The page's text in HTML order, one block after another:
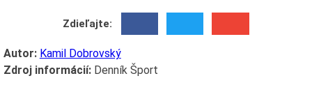
Zdieľajte:
Autor: Kamil Dobrovský
Zdroj informácií:Denník Šport